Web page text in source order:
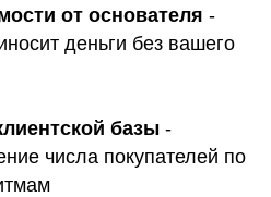
от основателя -
деньги без вашего
базы -
числа покупателей по